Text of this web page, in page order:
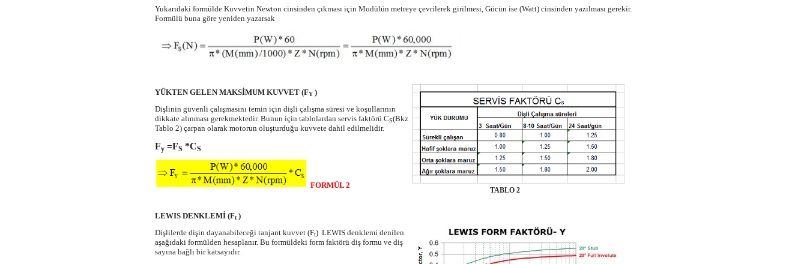
Yukarıdaki formülde Kuvvetin Newton cinsinden çıkması için Modülün metreye çevrilerek girilmesi, Gücün ise (Watt) cinsinden yazılması gerekir.
Formülü buna göre yeniden yazarsak
YÜKTEN GELEN MAKSİMUM KUVVET (FY )
Dişlinin güvenli çalışmasını temin için dişli çalışma süresi ve koşullarının
dikkate alınması gerekmektedir. Bunun için tablolardan servis faktörü CS(Bkz
Tablo 2) çarpan olarak motorun oluşturduğu kuvvete dahil edilmelidir.
Fy =FS *CS
FORMÜL 2
TABLO 2
LEWIS DENKLEMİ (Ft)
Dişlilerde dişin dayanabileceği tanjant kuvvet (Ft) LEWIS denklemi denilen
aşağıdaki formülden hesaplanır. Bu formüldeki form faktörü diş formu ve diş
sayına bağlı bir katsayıdır.